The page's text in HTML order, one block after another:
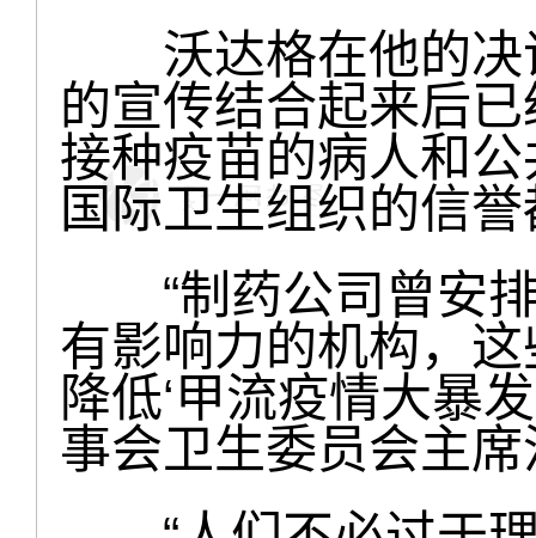
沃达格在他的决
的宣传结合起来后
接种疫苗的病人和
国际卫生组织的信
“制药公司曾安排
有影响力的机构，
降低‘甲流疫情大暴
事会卫生委员会主